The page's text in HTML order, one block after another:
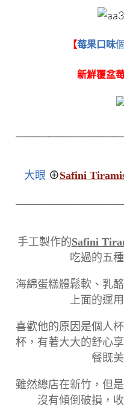
【莓果口味
新鮮覆盆
大眼 ⊕Safini
手工製作的Safini
吃過的五
海綿蛋糕體鬆軟、乳
上面的運
喜歡他的原因是個人
杯，有著大大的舒心
餐既
雖然總店在新竹，但
沒有傾倒破損，